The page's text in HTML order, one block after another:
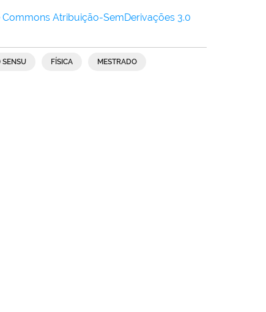
Commons Atribuição-SemDerivações 3.0
SENSU FÍSICA MESTRADO